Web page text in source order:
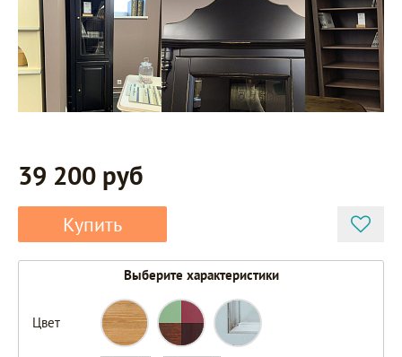
39 200 руб
Купить
Выберите характеристики
Цвет